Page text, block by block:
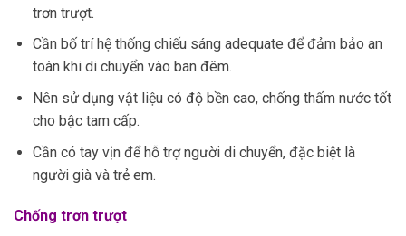
trơn trượt.
Cần bố trí hệ thống chiếu sáng adequate để đảm bảo an
toàn khi di chuyển vào ban đêm.
Nên sử dụng vật liệu có độ bền cao, chống thấm nước tốt
cho bậc tam cấp.
Cần có tay vịn để hỗ trợ người di chuyển, đặc biệt là
người già và trẻ em.
Chống trơn trượt